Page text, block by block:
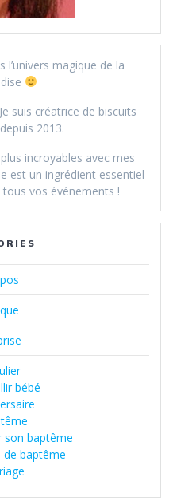
magique de la
suis créatrice de biscuits
2013.
incroyables avec mes
est un ingrédient essentiel
vos événements !
bébé
son baptême
de baptême